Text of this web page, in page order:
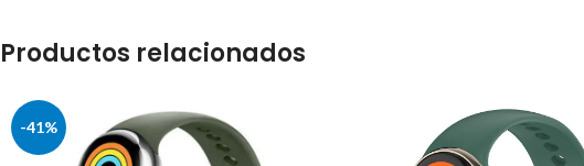
Productos relacionados
-41%